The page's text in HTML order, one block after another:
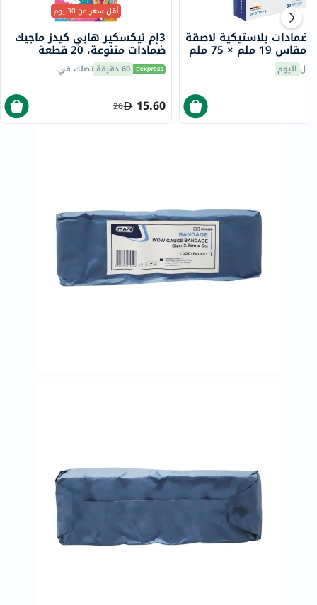
أقل سعرمن 30 يوم
3إم نيكسكير هابي كيدز ماجيك
ضمادات متنوعة، 20 قطعة
60 دقيقة تصلك في
15.60
26
ضمادات بلاستيكية لاصقة
معقمة مقاس 19 ملم × 75 ملم
30اليوم